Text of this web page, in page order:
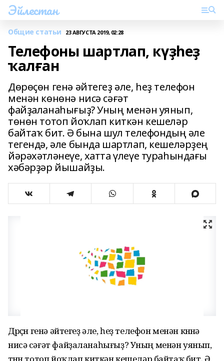
Эйлестан
Общие статьи 23 АВГУСТА 2019, 02:28
Телефоны шартлап, күҙһеҙ
ҡалған
Дөрөҫөн генә әйтегеҙ әле, һеҙ телефон
менән көнөнә нисә сәғәт
файҙаланаһығыҙ? Уның менән уянып,
төнөн тотоп йоҡлап киткән кешеләр
байтаҡ бит. Ә бына шул телефондың әле
тегендә, әле бында шартлап, кешеләрҙең
йәрәхәтләнеүе, хатта үлеүе тураһындағы
хәбәрҙәр йышайҙы.
Дөрөҫөн генә әйтегеҙ әле, һеҙ телефон менән көнөнә
нисә сәғәт файҙаланаһығыҙ? Уның менән уянып,